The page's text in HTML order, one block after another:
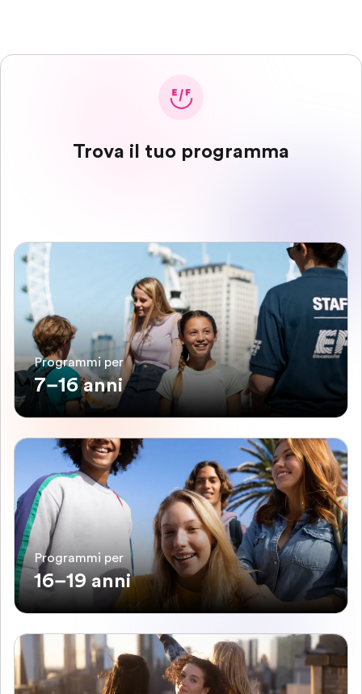
Trova il tuo programma
Programmi per
7–16 anni
Programmi per
16–19 anni